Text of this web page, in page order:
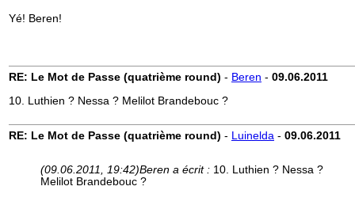
Yé! Beren!
RE: Le Mot de Passe (quatrième round) - Beren - 09.06.2011
10. Luthien ? Nessa ? Melilot Brandebouc ?
RE: Le Mot de Passe (quatrième round) - Luinelda - 09.06.2011
(09.06.2011, 19:42)Beren a écrit : 10. Luthien ? Nessa ?
Melilot Brandebouc ?